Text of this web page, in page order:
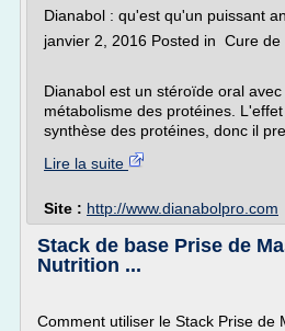
Dianabol : qu'est qu'un puissant
janvier 2, 2016 Posted in Cure de
Dianabol est un stéroïde oral
métabolisme des protéines.
synthèse des protéines, donc il
Lire la suite
Site : http://www.dianabolpro.com
Stack de base Prise de
Nutrition ...
Comment utiliser le Stack Prise de